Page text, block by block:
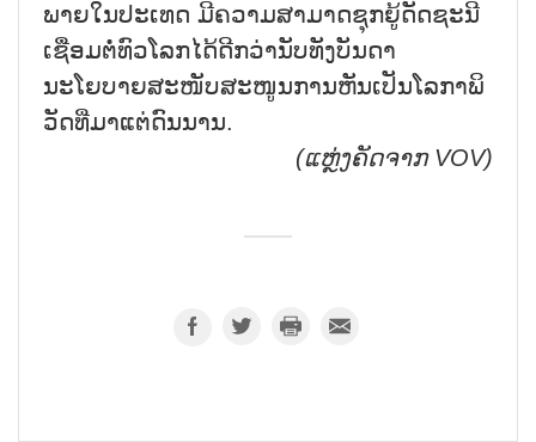
ພາຍໃນປະເທດ ມີຄວາມສາມາດຊຸກຍູ້ດັດຊະນີ
ເຊື່ອມຕໍ່ທົວໂລກໄດ້ດີກວ່ານັບທັງບັນດາ
ນະໂຍບາຍສະໜັບສະໜູນການຫັນເປັນໂລກາພິ
ວັດທີ່ມາແຕ່ດົນນານ.
(ແຫຼ່ງຄັດຈາກ VOV)